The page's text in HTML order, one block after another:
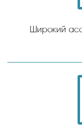
Широкий